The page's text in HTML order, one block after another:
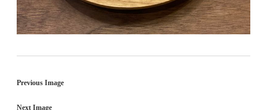
Previous Image
Next Image